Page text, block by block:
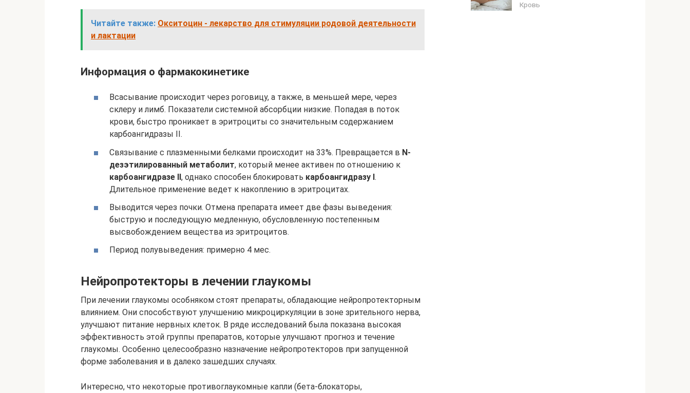
Читайте также: Окситоцин - лекарство для стимуляции родовой деятельности
и лактации
Информация о фармакокинетике
Всасывание происходит через роговицу, а также, в меньшей мере, через
склеру и лимб. Показатели системной абсорбции низкие. Попадая в поток
крови, быстро проникает в эритроциты со значительным содержанием
карбоангидразы II.
Связывание с плазменными белками происходит на 33%. Превращается в N-
дезэтилированный метаболит, который менее активен по отношению к
карбоангидразе II, однако способен блокировать карбоангидразу I.
Длительное применение ведет к накоплению в эритроцитах.
Выводится через почки. Отмена препарата имеет две фазы выведения:
быструю и последующую медленную, обусловленную постепенным
высвобождением вещества из эритроцитов.
Период полувыведения: примерно 4 мес.
Нейропротекторы в лечении глаукомы
При лечении глаукомы особняком стоят препараты, обладающие нейропротекторным
влиянием. Они способствуют улучшению микроциркуляции в зоне зрительного нерва,
улучшают питание нервных клеток. В ряде исследований была показана высокая
эффективность этой группы препаратов, которые улучшают прогноз и течение
глаукомы. Особенно целесообразно назначение нейропротекторов при запущенной
форме заболевания и в далеко зашедших случаях.
Интересно, что некоторые противоглаукомные капли (бета-блокаторы,
Кровь